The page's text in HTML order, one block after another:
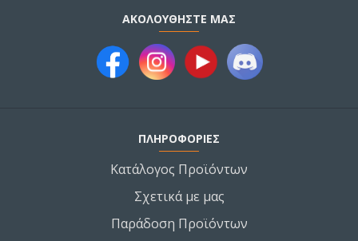
ΑΚΟΛΟΥΘΉΣΤΕ ΜΑΣ
ΠΛΗΡΟΦΟΡΙΕΣ
Κατάλογος Προϊόντων
Σχετικά με μας
Παράδοση Προϊόντων